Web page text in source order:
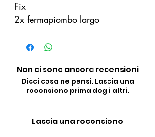
Fix
2x fermapiombo largo
Non ci sono ancora recensioni
Dicci cosa ne pensi. Lascia una
recensione prima degli altri.
Lascia una recensione